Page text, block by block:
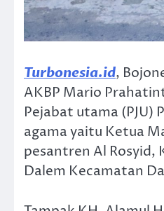
Turbonesia.id,
AKBP Mario
Pejabat utama (PJU)
agama yaitu Ketua
pesantren Al Rosyid,
Dalem Kecamatan